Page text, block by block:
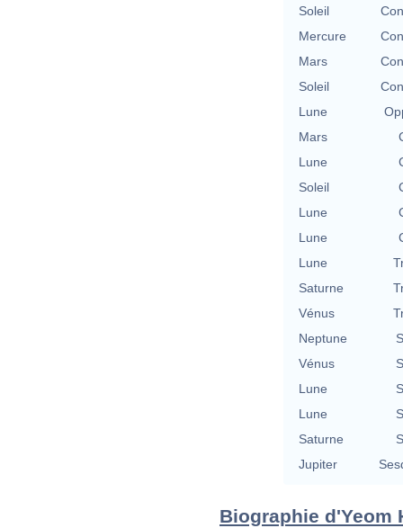
Soleil
Mercure
Mars
Soleil
Lune
Mars
Lune
Soleil
Lune
Lune
Lune
Saturne
Vénus
Neptune
Vénus
Lune
Lune
Saturne
Jupiter
Biographie d'Yeom